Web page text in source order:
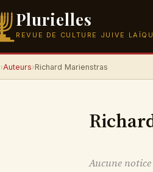
Plurielles
REVUE DE CULTURE JUIVE
›Auteurs›Richard Marienstras
Aucune